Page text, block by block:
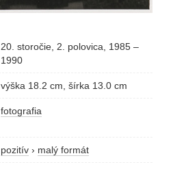
20. storočie, 2. polovica, 1985 –
1990
výška 18.2 cm, šírka 13.0 cm
fotografia
pozitív › malý formát